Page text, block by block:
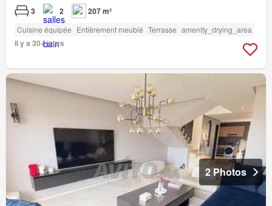
3 2 207 m²
Cuisine équipée Entièrement meublé Terrasse amenity_drying_area
Il y a 30+ jours
2 Photos